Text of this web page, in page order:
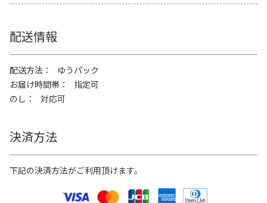
配送情報
配送方法
ゆうパック
お届け時間帯
指定可
のし
対応可
決済方法
下記の決済方法がご利用頂けます。